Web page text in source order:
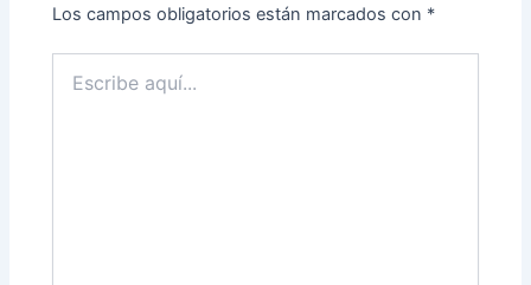
Los campos obligatorios están marcados con *
aquí...